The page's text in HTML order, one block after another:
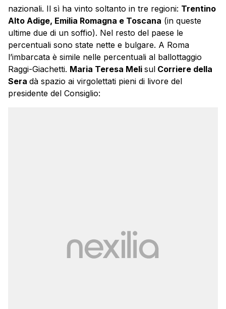
nazionali. Il sì ha vinto soltanto in tre regioni: Trentino
Alto Adige, Emilia Romagna e Toscana (in queste
ultime due di un soffio). Nel resto del paese le
percentuali sono state nette e bulgare. A Roma
l’imbarcata è simile nelle percentuali al ballottaggio
Raggi-Giachetti. Maria Teresa Meli sul Corriere della
Sera dà spazio ai virgolettati pieni di livore del
presidente del Consiglio: